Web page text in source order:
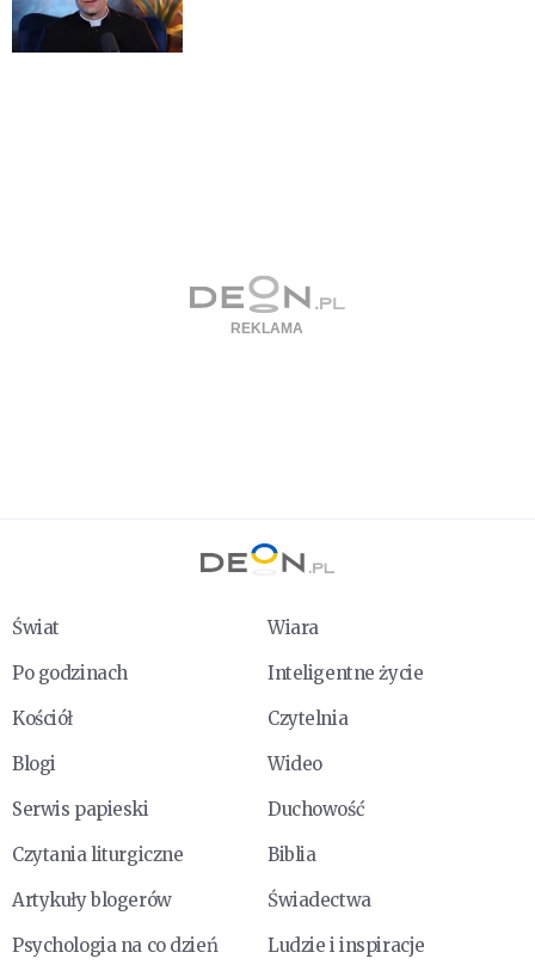
Świat
Wiara
Po godzinach
Inteligentne życie
Kościół
Czytelnia
Blogi
Wideo
Serwis papieski
Duchowość
Czytania liturgiczne
Biblia
Artykuły blogerów
Świadectwa
Psychologia na co dzień
Ludzie i inspiracje